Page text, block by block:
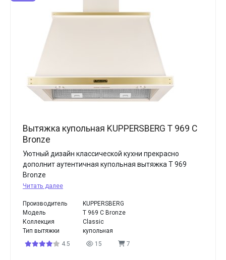
Вытяжка купольная KUPPERSBERG T 969 C
Bronze
Уютный дизайн классической кухни прекрасно
дополнит аутентичная купольная вытяжка T 969
Bronze
Читать далее
Производитель
KUPPERSBERG
Модель
T 969 C Bronze
Коллекция
Classic
Тип вытяжки
купольная
4.5
15 7